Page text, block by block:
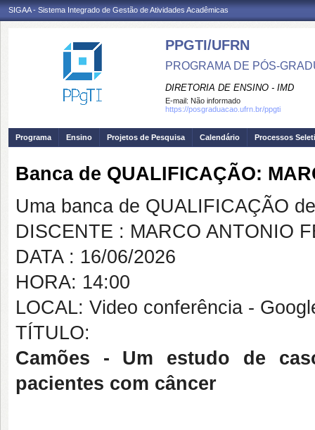
SIGAA - Sistema Integrado de Gestão de Atividades Acadêmicas
PPGTI/UFRN
PROGRAMA DE PÓS-
DIRETORIA DE ENSINO - IMD
E-mail: Não informado
https://posgraduacao.ufrn.br/ppgti
Programa Ensino Projetos de Pesquisa Calendário Processos
Banca de QUALIFICAÇÃO:
Uma banca de QUALIFICAÇÃO
DISCENTE : MARCO ANTONIO
DATA : 16/06/2026
HORA: 14:00
LOCAL: Video conferência -
TÍTULO:
Camões - Um estudo de
pacientes com câncer